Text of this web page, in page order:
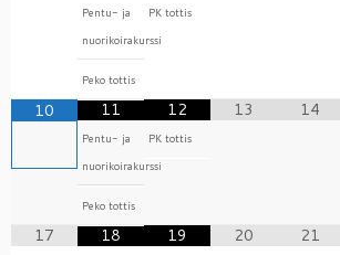
Pentu- ja
nuorikoirakurssi
Peko tottis
PK tottis
10 11
Pentu- ja
nuorikoirakurssi
Peko tottis
12
PK tottis
13 14
17 18 19 20 21